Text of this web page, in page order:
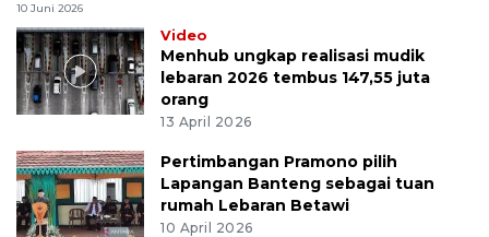
10 Juni 2026
Video
Menhub ungkap realisasi mudik
lebaran 2026 tembus 147,55 juta
orang
13 April 2026
Pertimbangan Pramono pilih
Lapangan Banteng sebagai tuan
rumah Lebaran Betawi
10 April 2026